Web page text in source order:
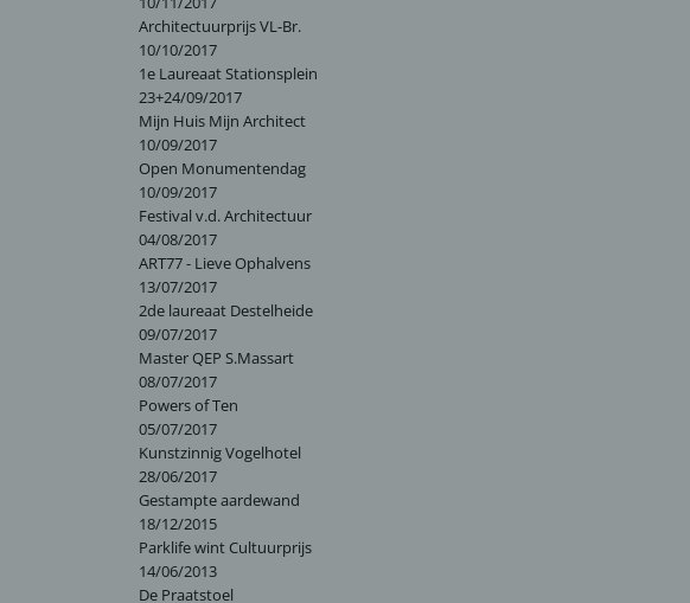
Architectuurprijs VL-Br.
10/10/2017
1e Laureaat Stationsplein
23+24/09/2017
Mijn Huis Mijn Architect
10/09/2017
Open Monumentendag
10/09/2017
Festival v.d. Architectuur
04/08/2017
ART77 - Lieve Ophalvens
13/07/2017
2de laureaat Destelheide
09/07/2017
Master QEP S.Massart
08/07/2017
Powers of Ten
05/07/2017
Kunstzinnig Vogelhotel
28/06/2017
Gestampte aardewand
18/12/2015
Parklife wint Cultuurprijs
14/06/2013
De Praatstoel